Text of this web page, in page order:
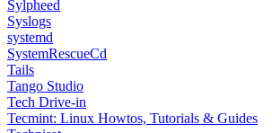
Sylpheed
Syslogs
systemd
SystemRescueCd
Tails
Tango Studio
Tech Drive-in
Tecmint: Linux Howtos, Tutorials & Guides